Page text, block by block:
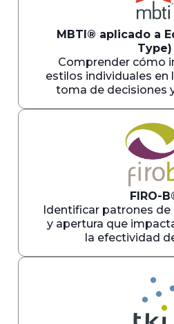
MBTI® aplicado a
Type)
Comprender cómo
estilos individuales en
toma de decisiones
FIRO-
Identificar patrones de
y apertura que
la efectividad